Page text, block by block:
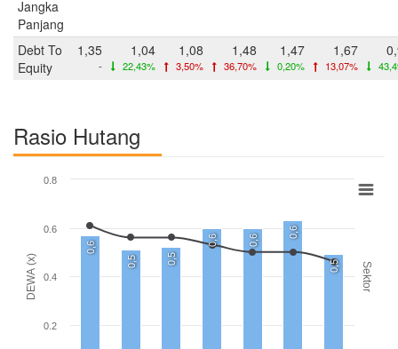
Jangka
Panjang
Debt To
Equity
1,35
-
1,04
22,43%
1,08
3,50%
1,48
36,70%
1,47
0,20%
1,67
13,07%
Rasio Hutang
DEWA (x) Sektor
0,6
0,5
0,5
0,6 0,6
0,6
0,5
0.2
0.4
0.6
0.8